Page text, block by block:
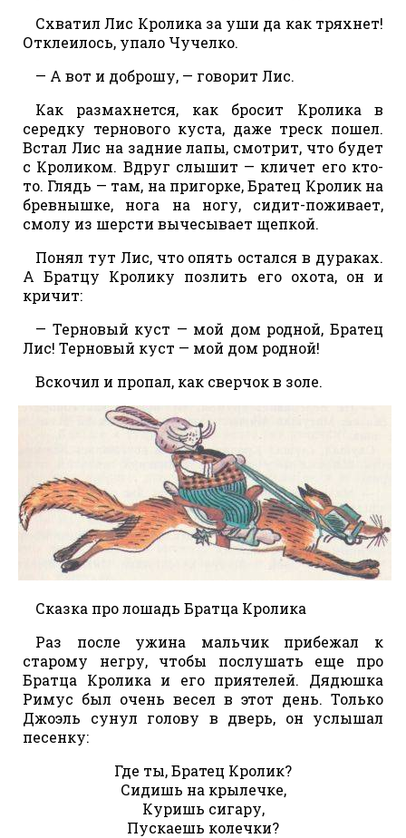
Схватил Лис Кролика за уши да как тряхнет!
Отклеилось, упало Чучелко.
— А вот и доброшу, — говорит Лис.
Как размахнется, как бросит Кролика в
середку тернового куста, даже треск пошел.
Встал Лис на задние лапы, смотрит, что будет
с Кроликом. Вдруг слышит — кличет его кто-
то. Глядь — там, на пригорке, Братец Кролик на
бревнышке, нога на ногу, сидит-поживает,
смолу из шерсти вычесывает щепкой.
Понял тут Лис, что опять остался в дураках.
А Братцу Кролику позлить его охота, он и
кричит:
— Терновый куст — мой дом родной, Братец
Лис! Терновый куст — мой дом родной!
Вскочил и пропал, как сверчок в золе.
Сказка про лошадь Братца Кролика
Раз после ужина мальчик прибежал к
старому негру, чтобы послушать еще про
Братца Кролика и его приятелей. Дядюшка
Римус был очень весел в этот день. Только
Джоэль сунул голову в дверь, он услышал
песенку:
Где ты, Братец Кролик?
Сидишь на крылечке,
Куришь сигару,
Пускаешь колечки?